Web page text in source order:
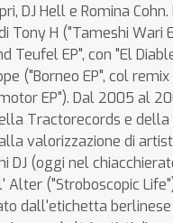
DJ Hell e Romina
Tony H ("Tameshi Wari
Teufel EP", con "El
("Borneo EP", col
EP"). Dal 2005 al
Tractorecords e
valorizzazione di
DJ (oggi nel
Alter ("Stroboscopic
dall'etichetta